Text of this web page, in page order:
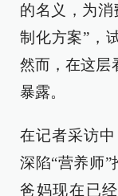
的名义，为消
制化方案”，
然而，在这层
暴露。
在记者采访
深陷“营养师
爸妈现在已